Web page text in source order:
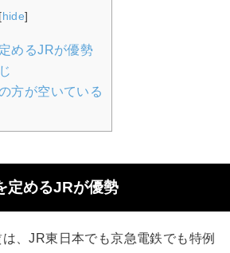
[hide]
めるJRが優勢
方が空いている
定めるJRが優勢
、JR東日本でも京急電鉄でも特例